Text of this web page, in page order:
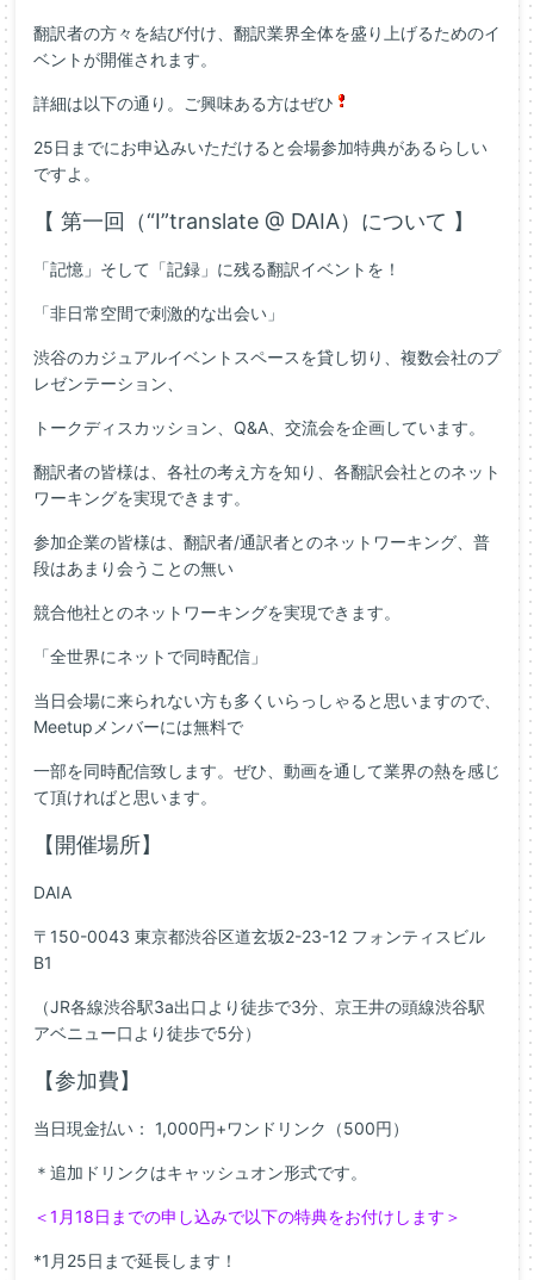
翻訳者の方々を結び付け、翻訳業界全体を盛り上げるためのイ
ベントが開催されます。
詳細は以下の通り。ご興味ある方はぜひ
25日までにお申込みいただけると会場参加特典があるらしい
ですよ。
【 第一回（“I”translate @ DAIA）について 】
「記憶」そして「記録」に残る翻訳イベントを！
「非日常空間で刺激的な出会い」
渋谷のカジュアルイベントスペースを貸し切り、複数会社のプ
レゼンテーション、
トークディスカッション、Q&A、交流会を企画しています。
翻訳者の皆様は、各社の考え方を知り、各翻訳会社とのネット
ワーキングを実現できます。
参加企業の皆様は、翻訳者/通訳者とのネットワーキング、普
段はあまり会うことの無い
競合他社とのネットワーキングを実現できます。
「全世界にネットで同時配信」
当日会場に来られない方も多くいらっしゃると思いますので、
Meetupメンバーには無料で
一部を同時配信致します。ぜひ、動画を通して業界の熱を感じ
て頂ければと思います。
【開催場所】
DAIA
〒150-0043 東京都渋谷区道玄坂2-23-12 フォンティスビル
B1
（JR各線渋谷駅3a出口より徒歩で3分、京王井の頭線渋谷駅
アベニュー口より徒歩で5分）
【参加費】
当日現金払い： 1,000円+ワンドリンク（500円）
＊追加ドリンクはキャッシュオン形式です。
＜1月18日までの申し込みで以下の特典をお付けします＞
*1月25日まで延長します！